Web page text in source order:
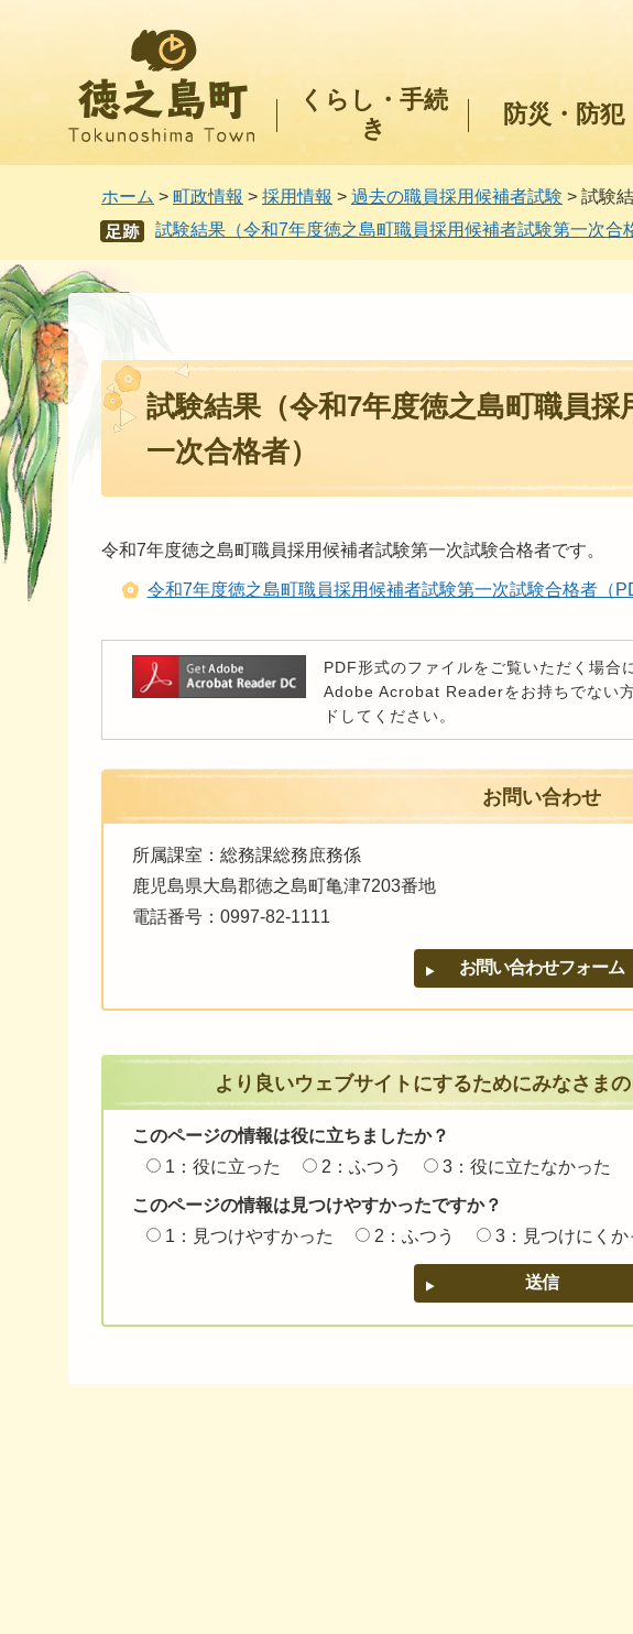
くらし・手続
き
防災・防犯
ホーム > 町政情報 > 採用情報 > 過去の職員採用候補者試験 > 試験
あし
あと
試験結果（令和7年度徳之島町職員採用候補者試験第一次合
試験結果（令和7年度徳之島町職員採
一次合格者）
令和7年度徳之島町職員採用候補者試験第一次試験合格者です。
令和7年度徳之島町職員採用候補者試験第一次試験合格者（
PDF形式のファイルをご覧いただく場
Adobe Acrobat Readerをお持ちでない
ドしてください。
お問い合わせ
所属課室：総務課総務庶務係
鹿児島県大島郡徳之島町亀津7203番地
電話番号：0997-82-1111
より良いウェブサイトにするためにみなさま
このページの情報は役に立ちましたか？
1：役に立った
2：ふつう 3：役に立たなかった
このページの情報は見つけやすかったですか？
1：見つけやすかった
2：ふつう 3：見つけにくか